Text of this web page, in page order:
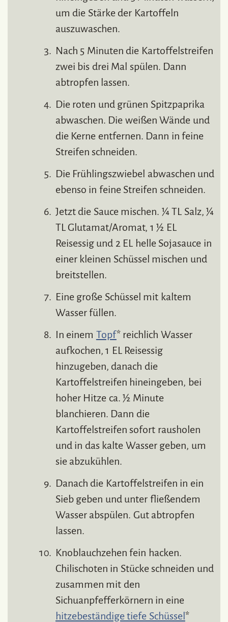
um die Stärke der Kartoffeln
auszuwaschen.
Nach 5 Minuten die Kartoffelstreifen
zwei bis drei Mal spülen. Dann
abtropfen lassen.
Die roten und grünen Spitzpaprika
abwaschen. Die weißen Wände und
die Kerne entfernen. Dann in feine
Streifen schneiden.
Die Frühlingszwiebel abwaschen und
ebenso in feine Streifen schneiden.
Jetzt die Sauce mischen. ¼ TL Salz, ¼
TL Glutamat/Aromat, 1 ½ EL
Reisessig und 2 EL helle Sojasauce in
einer kleinen Schüssel mischen und
breitstellen.
Eine große Schüssel mit kaltem
Wasser füllen.
In einem Topf* reichlich Wasser
aufkochen, 1 EL Reisessig
hinzugeben, danach die
Kartoffelstreifen hineingeben, bei
hoher Hitze ca. ½ Minute
blanchieren. Dann die
Kartoffelstreifen sofort rausholen
und in das kalte Wasser geben, um
sie abzukühlen.
Danach die Kartoffelstreifen in ein
Sieb geben und unter fließendem
Wasser abspülen. Gut abtropfen
lassen.
Knoblauchzehen fein hacken.
Chilischoten in Stücke schneiden und
zusammen mit den
Sichuanpfefferkörnern in eine
hitzebeständige tiefe Schüssel *